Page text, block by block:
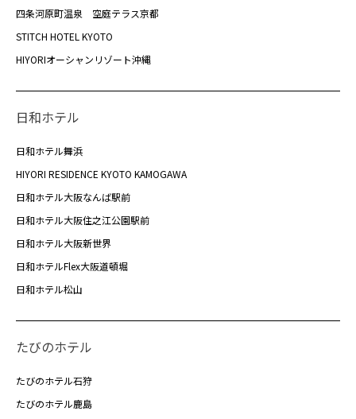
四条河原町温泉 空庭テラス京都
STITCH HOTEL KYOTO
HIYORIオーシャンリゾート沖縄
日和ホテル
日和ホテル舞浜
HIYORI RESIDENCE KYOTO KAMOGAWA
日和ホテル大阪なんば駅前
日和ホテル大阪住之江公園駅前
日和ホテル大阪新世界
日和ホテルFlex大阪道頓堀
日和ホテル松山
たびのホテル
たびのホテル石狩
たびのホテル鹿島